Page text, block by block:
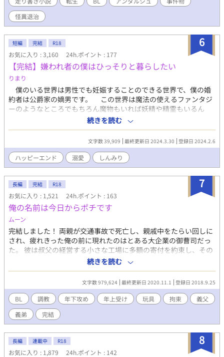
（カップリング固定〜） ※なんちゃって中華風ファンタジー小説
です。 ※自分できづいた時に修正するので、誤字脱字の報告は不
要です。 ◆2022年5月に、アンダルシュのほうで書籍化しまし
ので、既読の方もお楽しみいただけるかと思います。 ※書籍ver
では、規約により兄弟の恋愛がNGのため、天祐が叔父の子――従
兄弟であり、養子になったという設定に変わっています。
怪異退治
6
短編 完結 R18
お気に入り : 3,160 24h.ポイント : 177
【完結】嫌われ者の僕はひっそりと暮らしたい
りまり
僕のいる世界は男性でも妊娠することのできる世界で、僕の婚
約者は公爵家の嫡男です。 この世界は魔法の使えるファンタジ
ーのようなところでもちろん魔物もいれば妖精や精霊もいるん
だ。 僕の婚約者はそれはそれは見目麗しい青年、それだけじゃ
なくすごく頭も良いし剣術に魔法になんでもそつなくこなせる凄
い人でだからと言って平民を見下すことなくわからないところは
教えてあげられる優しさを持っている。 本当に僕にはもったい
ない人なんだ。 どんなに努力しても成果が伴わない僕に呆れて
しまったのか、最近は平民の中でも特に優秀な人と一緒にいる所
を見るようになって、周りからもお似合いの夫婦だと言われるよ
うになっていった。その一方で僕の評価はかなり厳しく彼が可哀
そうだと言う声が聞こえてくるようにもなった。 彼から言われ
たわけでもないが、あの二人を見ていれば恋愛関係にあるのぐら
いわかる。彼に迷惑をかけたくないので、卒業したら結婚する予
定だったけど両親に今の状況を話て婚約を白紙にしてもらえるよ
うに頼んだ。 答えは聞かなくてもわかる婚約が解消され、僕は
学校を卒業したら辺境伯にいる叔父の元に旅立つことになってい
る。 後少しだけあなたを……あなたの姿を目に焼き付けて辺境
続きを読む
文字数 39,909 最終更新日 2024.3.30 登録日 2024.2.6
ハッピーエンド 溺愛 しんみり
7
長編 完結 R18
お気に入り : 1,521 24h.ポイント : 163
俺の名前は今日からポチです
ムーン
完結しました！ 両親が交通事故で死亡し、親戚中をたらい回しに
され、疲れきった俺の前に現れたのはとある大企業の御曹司だっ
た。 彼は叔父の経営する小さな工場に多額の寄付を約束し、その
代わりにと俺をその企業の養子に──つまり、兄弟にすると言っ
てきた。 俺に選択権はなく、それに大企業の養子なんて好条件を
断る理由もなく、言われるがままに彼について行った。 豪邸の一
室に飼われるとも知らずに。 養子だなんて、義兄弟だなんて、そ
んなうまい話がある訳ない。 俺は今日から彼のペット、赤い首輪
と彼の手首を繋ぐ紐がその証。 両親がくれた名前ではもう二度と
呼ばれない、俺の名前は今日からポチ。 俺は今日から、人間でな
くなる。 ──── ────── R18要素は四話あたりからじわじ
わと。 ポチがじっくり開発される様子をお楽しみください。 プロ
ローグの割に内容はほのぼのとしています。
続きを読む
文字数 979,624 最終更新日 2020.11.1 登録日 2018.9.25
BL 調教 年下攻め 年上受け 玩具 拘束
義父
義弟
完結
8
長編 連載中 R18
お気に入り : 1,879 24h.ポイント : 142